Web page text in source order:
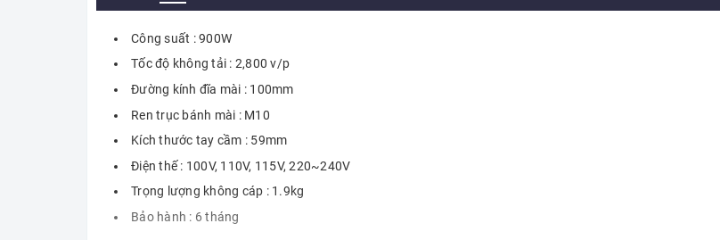
Công suất : 900W
Tốc độ không tải : 2,800 v/p
Đường kính đĩa mài : 100mm
Ren trục bánh mài : M10
Kích thước tay cầm : 59mm
Điện thế : 100V, 110V, 115V, 220~240V
Trọng lượng không cáp : 1.9kg
Bảo hành : 6 tháng